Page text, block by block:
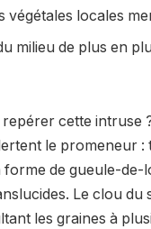
végétales locales
milieu de plus en
cette intruse
le promeneur :
forme de gueule-de-
Le clou du
les graines à